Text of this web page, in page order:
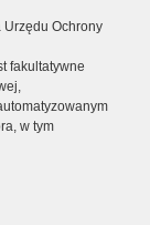
Ochrony
fakultatywne
w tym